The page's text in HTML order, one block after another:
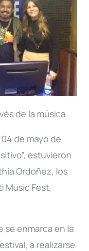
de la música
de mayo de
estuvieron
Ordoñez, los
Music Fest,
se enmarca en la
a realizarse